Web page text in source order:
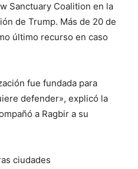
Sanctuary Coalition en la
de Trump. Más de 20 de
último recurso en caso
fue fundada para
defender», explicó la
a Ragbir a su
ciudades